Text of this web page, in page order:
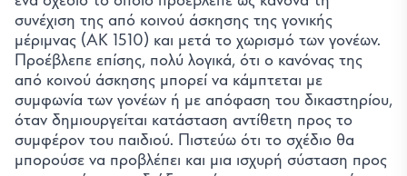
συνέχιση της από κοινού άσκησης της γονικής
μέριμνας (ΑΚ 1510) και μετά το χωρισμό των γονέων.
Προέβλεπε επίσης, πολύ λογικά, ότι ο κανόνας της
από κοινού άσκησης μπορεί να κάμπτεται με
συμφωνία των γονέων ή με απόφαση του δικαστηρίου,
όταν δημιουργείται κατάσταση αντίθετη προς το
συμφέρον του παιδιού. Πιστεύω ότι το σχέδιο θα
μπορούσε να προβλέπει και μια ισχυρή σύσταση προς